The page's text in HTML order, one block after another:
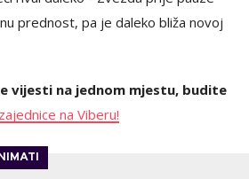
prednost, pa je daleko bliža novoj
vijesti na jednom mjestu, budite
na Viberu!